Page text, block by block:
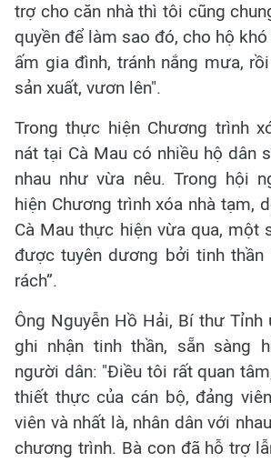
trợ cho căn nhà thì tôi cũng
quyền để làm sao đó, cho hộ
ấm gia đình, tránh nắng mưa,
sản xuất, vươn lên".
Trong thực hiện Chương trình
nát tại Cà Mau có nhiều hộ dân
nhau như vừa nêu. Trong hội
hiện Chương trình xóa nhà tạm,
Cà Mau thực hiện vừa qua, một
được tuyên dương bởi tinh thần
rách”.
Ông Nguyễn Hồ Hải, Bí thư Tỉnh
ghi nhận tinh thần, sẵn sàng
người dân: "Điều tôi rất quan
thiết thực của cán bộ, đảng
viên và nhất là, nhân dân với
chương trình. Bà con đã hỗ trợ